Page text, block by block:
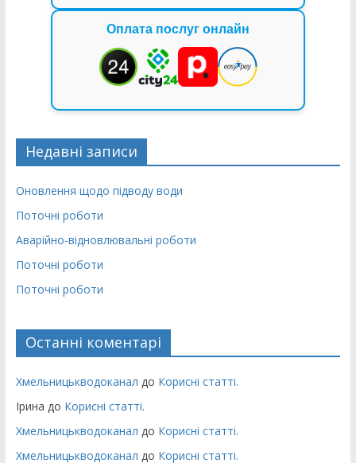
Оплата послуг онлайн
Недавні записи
Оновлення щодо підводу води
Поточні роботи
Аварійно-відновлювальні роботи
Поточні роботи
Поточні роботи
Останні коментарі
Хмельницькводоканал до Корисні статті.
Ірина до Корисні статті.
Хмельницькводоканал до Корисні статті.
Хмельницькводоканал до Корисні статті.